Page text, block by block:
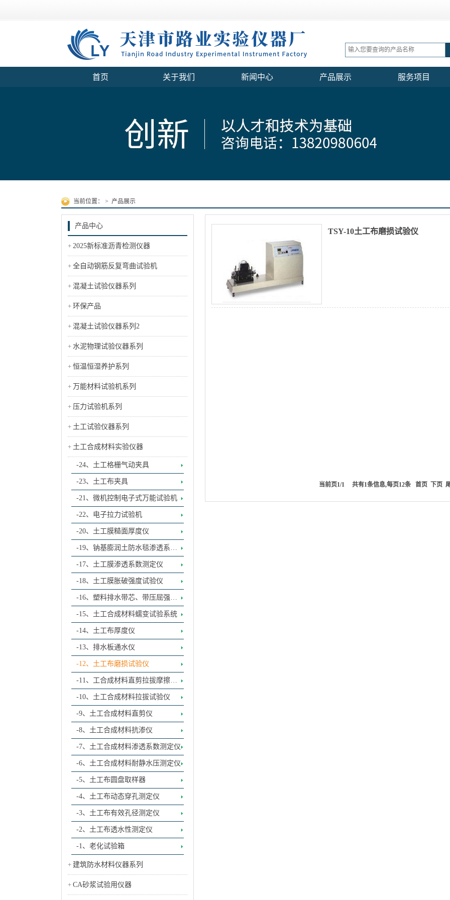
首页 关于我们 新闻中心 产品展示 服务项目
当前位置： > 产品展示
产品中心
2025新标准沥青检测仪器
全自动钢筋反复弯曲试验机
混凝土试验仪器系列
环保产品
混凝土试验仪器系列2
水泥物理试验仪器系列
恒温恒湿养护系列
万能材料试验机系列
压力试验机系列
土工试验仪器系列
土工合成材料实验仪器
-24、土工格栅气动夹具
-23、土工布夹具
-21、微机控制电子式万能试验机
-22、电子拉力试验机
-20、土工膜糙面厚度仪
-19、钠基膨润土防水毯渗透系数
测定仪
-17、土工膜渗透系数测定仪
-18、土工膜胀破强度试验仪
-16、塑料排水带芯、带压屈强度
试验仪
-15、土工合成材料蠕变试验系统
-14、土工布厚度仪
-13、排水板通水仪
-12、土工布磨损试验仪
-11、工合成材料直剪拉拔摩擦试
验系统
-10、土工合成材料拉拔试验仪
-9、土工合成材料直剪仪
-8、土工合成材料抗渗仪
-7、土工合成材料渗透系数测定仪
-6、土工合成材料耐静水压测定仪
-5、土工布圆盘取样器
-4、土工布动态穿孔测定仪
-3、土工布有效孔径测定仪
-2、土工布透水性测定仪
-1、老化试验箱
建筑防水材料仪器系列
CA砂浆试验用仪器
TSY-10土工布磨损试验仪
当前页1/1 共有1条信息,每页12条 首页 下页